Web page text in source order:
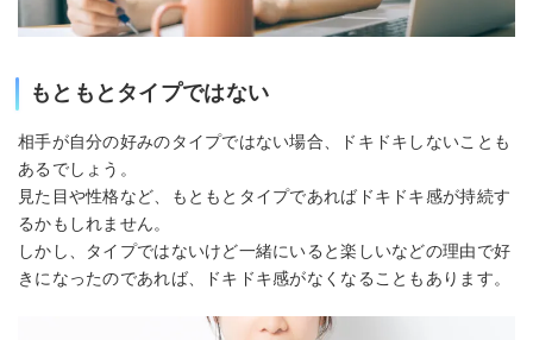
もともとタイプではない
相手が自分の好みのタイプではない場合、ドキドキしないことも
あるでしょう。
見た目や性格など、もともとタイプであればドキドキ感が持続す
るかもしれません。
しかし、タイプではないけど一緒にいると楽しいなどの理由で好
きになったのであれば、ドキドキ感がなくなることもあります。